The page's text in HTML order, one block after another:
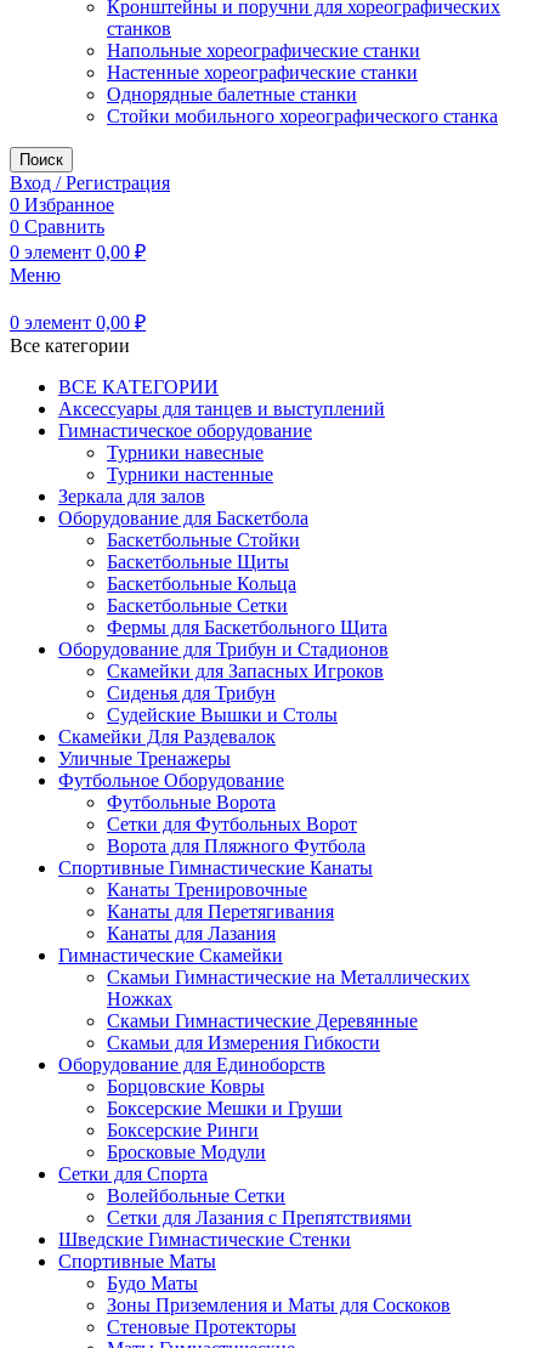
Кронштейны и поручни для хореографических
станков
Напольные хореографические станки
Настенные хореографические станки
Однорядные балетные станки
Стойки мобильного хореографического станка
Поиск
Вход / Регистрация
0 Избранное
0 Сравнить
0 элемент 0,00 ₽
Меню
0 элемент 0,00 ₽
Все категории
ВСЕ КАТЕГОРИИ
Аксессуары для танцев и выступлений
Гимнастическое оборудование
Турники навесные
Турники настенные
Зеркала для залов
Оборудование для Баскетбола
Баскетбольные Стойки
Баскетбольные Щиты
Баскетбольные Кольца
Баскетбольные Сетки
Фермы для Баскетбольного Щита
Оборудование для Трибун и Стадионов
Скамейки для Запасных Игроков
Сиденья для Трибун
Судейские Вышки и Столы
Скамейки Для Раздевалок
Уличные Тренажеры
Футбольное Оборудование
Футбольные Ворота
Сетки для Футбольных Ворот
Ворота для Пляжного Футбола
Спортивные Гимнастические Канаты
Канаты Тренировочные
Канаты для Перетягивания
Канаты для Лазания
Гимнастические Скамейки
Скамьи Гимнастические на Металлических
Ножках
Скамьи Гимнастические Деревянные
Скамьи для Измерения Гибкости
Оборудование для Единоборств
Борцовские Ковры
Боксерские Мешки и Груши
Боксерские Ринги
Бросковые Модули
Сетки для Спорта
Волейбольные Сетки
Сетки для Лазания с Препятствиями
Шведские Гимнастические Стенки
Спортивные Маты
Будо Маты
Зоны Приземления и Маты для Соскоков
Стеновые Протекторы